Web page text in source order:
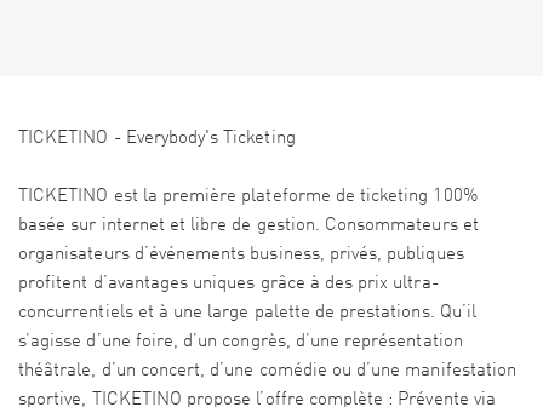
TICKETINO - Everybody's Ticketing
TICKETINO est la première plateforme de ticketing 100%
basée sur internet et libre de gestion. Consommateurs et
organisateurs d’événements business, privés, publiques
profitent d’avantages uniques grâce à des prix ultra-
concurrentiels et à une large palette de prestations. Qu’il
s’agisse d’une foire, d’un congrès, d’une représentation
théâtrale, d’un concert, d’une comédie ou d’une manifestation
sportive, TICKETINO propose l’offre complète : Prévente via